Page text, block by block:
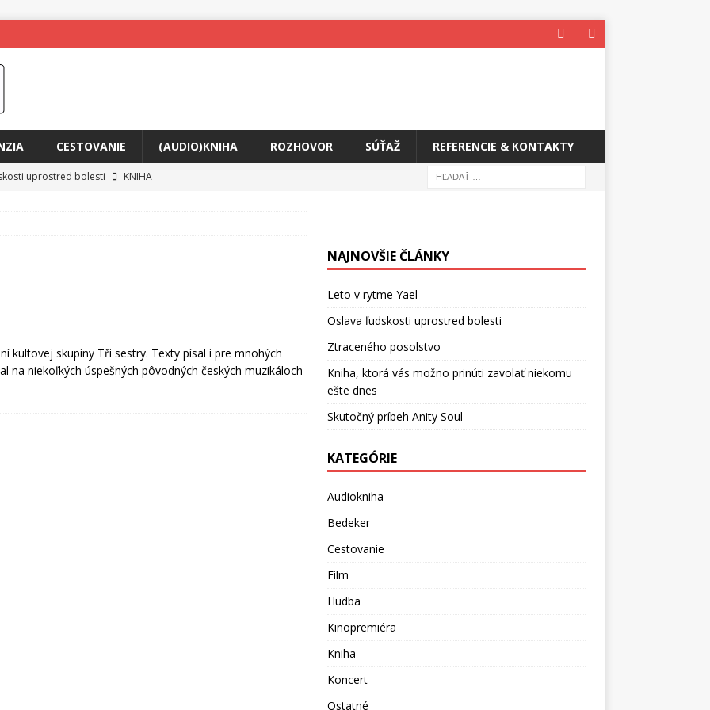
CESTOVANIE (AUDIO)KNIHA ROZHOVOR SÚŤAŽ REFERENCIE & KONTAKTY
uprostred bolesti
KNIHA
kultovej skupiny Tři sestry. Texty písal i pre mnohých
na niekoľkých úspešných pôvodných českých muzikáloch
NAJNOVŠIE ČLÁNKY
Leto v rytme Yael
Oslava ľudskosti uprostred bolesti
Ztraceného posolstvo
Kniha, ktorá vás možno prinúti zavolať niekomu
ešte dnes
Skutočný príbeh Anity Soul
KATEGÓRIE
Audiokniha
Bedeker
Cestovanie
Film
Hudba
Kinopremiéra
Kniha
Koncert
Ostatné